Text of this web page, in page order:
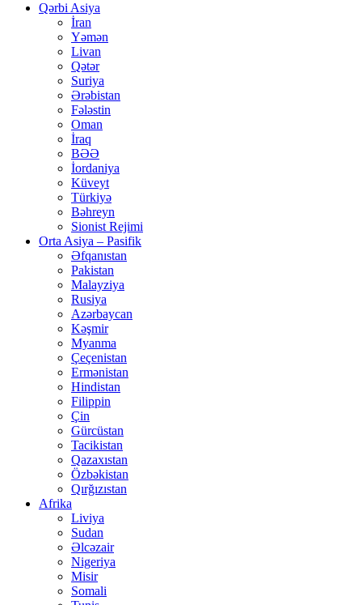
Qərbi Asiya
İran
Yəmən
Livan
Qətər
Suriya
Ərəbistan
Fələstin
Oman
İraq
BƏƏ
İordaniya
Küveyt
Türkiyə
Bəhreyn
Sionist Rejimi
Orta Asiya – Pasifik
Əfqanıstan
Pakistan
Malayziya
Rusiya
Azərbaycan
Kəşmir
Myanma
Çeçenistan
Ermənistan
Hindistan
Filippin
Çin
Gürcüstan
Tacikistan
Qazaxıstan
Özbəkistan
Qırğızıstan
Afrika
Liviya
Sudan
Əlcəzair
Nigeriya
Misir
Somali